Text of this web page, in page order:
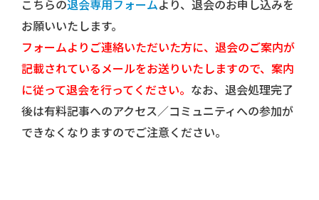
こちらの退会専用フォームより、退会のお申し込みを
お願いいたします。
フォームよりご連絡いただいた方に、退会のご案内が
記載されているメールをお送りいたしますので、案内
に従って退会を行ってください。 なお、退会処理完了
後は有料記事へのアクセス／コミュニティへの参加が
できなくなりますのでご注意ください。